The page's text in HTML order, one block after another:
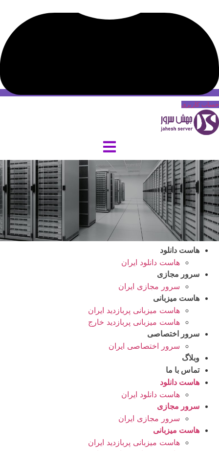
حساب کاربری
هاست دانلود
هاست دانلود ایران
سرور مجازی
سرور مجازی ایران
هاست میزبانی
هاست میزبانی پربازدید ایران
هاست میزبانی پربازدید خارج
سرور اختصاصی
سرور اختصاصی ایران
وبلاگ
تماس با ما
هاست دانلود
هاست دانلود ایران
سرور مجازی
سرور مجازی ایران
هاست میزبانی
هاست میزبانی پربازدید ایران